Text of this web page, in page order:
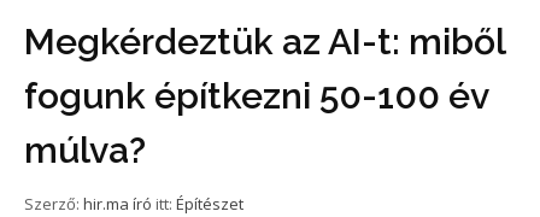
Megkérdeztük az AI-t: miből
fogunk építkezni 50-100 év
múlva?
Szerző: hir.ma író itt: Építészet